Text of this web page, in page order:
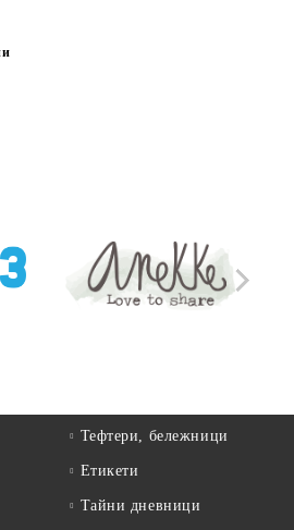
Тефтери, бележници
Етикети
Тайни дневници